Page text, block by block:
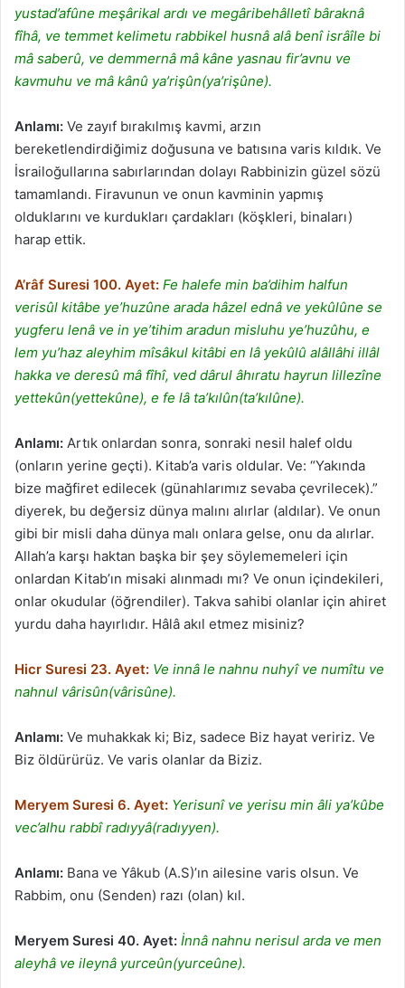
yustad’afûne meşârikal ardı ve megâribehâlletî bâraknâ
fîhâ, ve temmet kelimetu rabbikel husnâ alâ benî isrâîle bi
mâ saberû, ve demmernâ mâ kâne yasnau fir’avnu ve
kavmuhu ve mâ kânû ya’rişûn(ya’rişûne).
Anlamı: Ve zayıf bırakılmış kavmi, arzın
bereketlendirdiğimiz doğusuna ve batısına varis kıldık. Ve
İsrailoğullarına sabırlarından dolayı Rabbinizin güzel sözü
tamamlandı. Firavunun ve onun kavminin yapmış
olduklarını ve kurdukları çardakları (köşkleri, binaları)
harap ettik.
A’râf Suresi 100. Ayet: Fe halefe min ba’dihim halfun
verisûl kitâbe ye’huzûne arada hâzel ednâ ve yekûlûne se
yugferu lenâ ve in ye’tihim aradun misluhu ye’huzûhu, e
lem yu’haz aleyhim mîsâkul kitâbi en lâ yekûlû alâllâhi illâl
hakka ve deresû mâ fîhî, ved dârul âhıratu hayrun lillezîne
yettekûn(yettekûne), e fe lâ ta’kılûn(ta’kılûne).
Anlamı: Artık onlardan sonra, sonraki nesil halef oldu
(onların yerine geçti). Kitab’a varis oldular. Ve: “Yakında
bize mağfiret edilecek (günahlarımız sevaba çevrilecek).”
diyerek, bu değersiz dünya malını alırlar (aldılar). Ve onun
gibi bir misli daha dünya malı onlara gelse, onu da alırlar.
Allah’a karşı haktan başka bir şey söylememeleri için
onlardan Kitab’ın misaki alınmadı mı? Ve onun içindekileri,
onlar okudular (öğrendiler). Takva sahibi olanlar için ahiret
yurdu daha hayırlıdır. Hâlâ akıl etmez misiniz?
Hicr Suresi 23. Ayet: Ve innâ le nahnu nuhyî ve numîtu ve
nahnul vârisûn(vârisûne).
Anlamı: Ve muhakkak ki; Biz, sadece Biz hayat veririz. Ve
Biz öldürürüz. Ve varis olanlar da Biziz.
Meryem Suresi 6. Ayet: Yerisunî ve yerisu min âli ya’kûbe
vec’alhu rabbî radıyyâ(radıyyen).
Anlamı: Bana ve Yâkub (A.S)’ın ailesine varis olsun. Ve
Rabbim, onu (Senden) razı (olan) kıl.
Meryem Suresi 40. Ayet: İnnâ nahnu nerisul arda ve men
aleyhâ ve ileynâ yurceûn(yurceûne).